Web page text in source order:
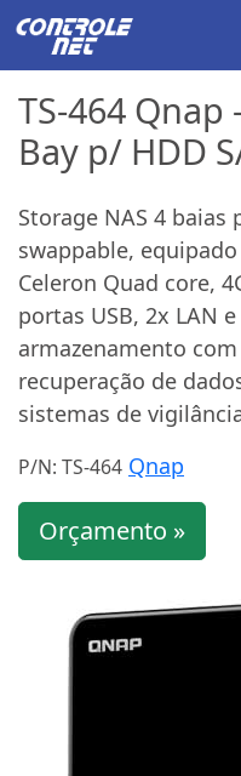
TS-464 Qnap
Bay p/ HDD
Storage NAS 4 baias
swappable,
Celeron Quad core,
portas USB, 2x LAN
armazenamento
recuperação de
sistemas de
P/N: TS-464 Qnap
Orçamento »